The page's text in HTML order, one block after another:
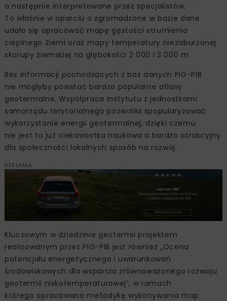
a następnie interpretowane przez specjalistów.
To właśnie w oparciu o zgromadzone w bazie dane
udało się opracować mapę gęstości strumienia
cieplnego Ziemi oraz mapy temperatury niezaburzonej
skorupy ziemskiej na głębokości 2 000 i 3 000 m.
Bez informacji pochodzących z baz danych PIG-PIB
nie mogłyby powstać bardzo popularne atlasy
geotermalne. Współpraca Instytutu z jednostkami
samorządu terytorialnego pozwoliła spopularyzować
wykorzystanie energii geotermalnej, dzięki czemu
nie jest to już ciekawostka naukowa a bardzo atrakcyjny
dla społeczności lokalnych sposób na rozwój.
REKLAMA
Kluczowym w dziedzinie geotermii projektem
realizowanym przez PIG-PIB jest również „Ocena
potencjału energetycznego i uwarunkowań
środowiskowych dla wsparcia zrównoważonego rozwoju
geotermii niskotemperaturowej”, w ramach
którego opracowano metodykę wykonywania map